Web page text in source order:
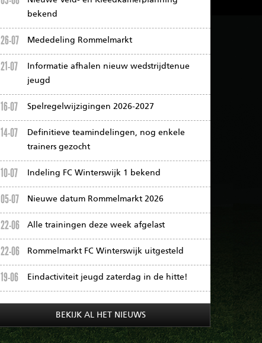
bekend
26-07 Mededeling Rommelmarkt
21-07
Informatie afhalen nieuw wedstrijdtenue
jeugd
16-07 Spelregelwijzigingen 2026-2027
14-07
Definitieve teamindelingen, nog enkele
trainers gezocht
10-07 Indeling FC Winterswijk 1 bekend
05-07 Nieuwe datum Rommelmarkt 2026
22-06 Alle trainingen deze week afgelast
22-06 Rommelmarkt FC Winterswijk uitgesteld
19-06 Eindactiviteit jeugd zaterdag in de hitte!
BEKIJK AL HET NIEUWS